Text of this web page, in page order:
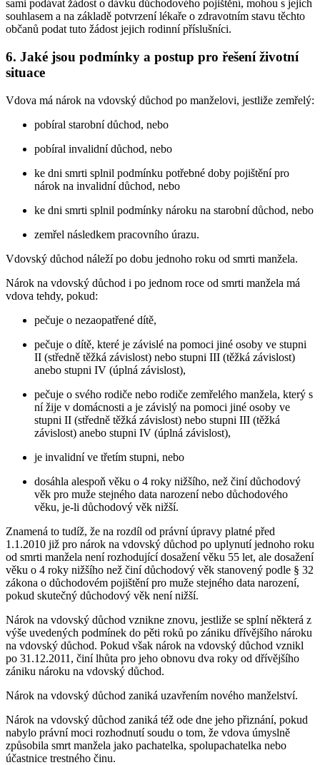
sami podávat žádost o dávku důchodového pojištění, mohou s jejich
souhlasem a na základě potvrzení lékaře o zdravotním stavu těchto
občanů podat tuto žádost jejich rodinní příslušníci.
6. Jaké jsou podmínky a postup pro řešení životní
situace
Vdova má nárok na vdovský důchod po manželovi, jestliže zemřelý:
pobíral starobní důchod, nebo
pobíral invalidní důchod, nebo
ke dni smrti splnil podmínku potřebné doby pojištění pro
nárok na invalidní důchod, nebo
ke dni smrti splnil podmínky nároku na starobní důchod, nebo
zemřel následkem pracovního úrazu.
Vdovský důchod náleží po dobu jednoho roku od smrti manžela.
Nárok na vdovský důchod i po jednom roce od smrti manžela má
vdova tehdy, pokud:
pečuje o nezaopatřené dítě,
pečuje o dítě, které je závislé na pomoci jiné osoby ve stupni
II (středně těžká závislost) nebo stupni III (těžká závislost)
anebo stupni IV (úplná závislost),
pečuje o svého rodiče nebo rodiče zemřelého manžela, který s
ní žije v domácnosti a je závislý na pomoci jiné osoby ve
stupni II (středně těžká závislost) nebo stupni III (těžká
závislost) anebo stupni IV (úplná závislost),
je invalidní ve třetím stupni, nebo
dosáhla alespoň věku o 4 roky nižšího, než činí důchodový
věk pro muže stejného data narození nebo důchodového
věku, je-li důchodový věk nižší.
Znamená to tudíž, že na rozdíl od právní úpravy platné před
1.1.2010 již pro nárok na vdovský důchod po uplynutí jednoho roku
od smrti manžela není rozhodující dosažení věku 55 let, ale dosažení
věku o 4 roky nižšího než činí důchodový věk stanovený podle § 32
zákona o důchodovém pojištění pro muže stejného data narození,
pokud skutečný důchodový věk není nižší.
Nárok na vdovský důchod vznikne znovu, jestliže se splní některá z
výše uvedených podmínek do pěti roků po zániku dřívějšího nároku
na vdovský důchod. Pokud však nárok na vdovský důchod vznikl
po 31.12.2011, činí lhůta pro jeho obnovu dva roky od dřívějšího
zániku nároku na vdovský důchod.
Nárok na vdovský důchod zaniká uzavřením nového manželství.
Nárok na vdovský důchod zaniká též ode dne jeho přiznání, pokud
nabylo právní moci rozhodnutí soudu o tom, že vdova úmyslně
způsobila smrt manžela jako pachatelka, spolupachatelka nebo
účastnice trestného činu.